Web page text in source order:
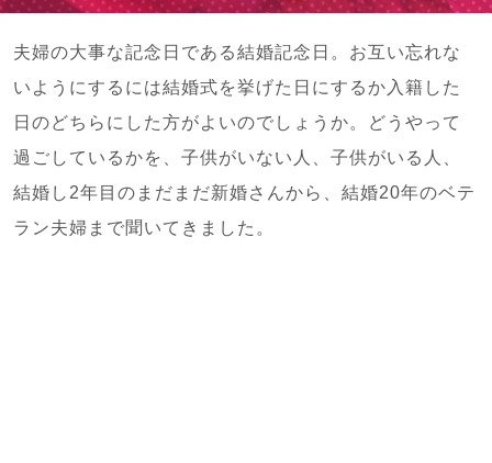
夫婦の大事な記念日である結婚記念日。お互い忘れな
いようにするには結婚式を挙げた日にするか入籍した
日のどちらにした方がよいのでしょうか。どうやって
過ごしているかを、子供がいない人、子供がいる人、
結婚し2年目のまだまだ新婚さんから、結婚20年のベテ
ラン夫婦まで聞いてきました。